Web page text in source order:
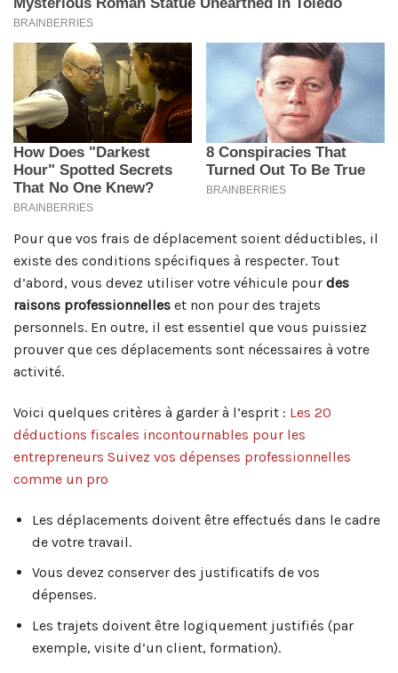
Pour que vos frais de déplacement soient déductibles, il
existe des conditions spécifiques à respecter. Tout
d’abord, vous devez utiliser votre véhicule pour des
raisons professionnelles et non pour des trajets
personnels. En outre, il est essentiel que vous puissiez
prouver que ces déplacements sont nécessaires à votre
activité.
Voici quelques critères à garder à l’esprit : Les 20
déductions fiscales incontournables pour les
entrepreneurs Suivez vos dépenses professionnelles
comme un pro
Les déplacements doivent être effectués dans le cadre
de votre travail.
Vous devez conserver des justificatifs de vos
dépenses.
Les trajets doivent être logiquement justifiés (par
exemple, visite d’un client, formation).